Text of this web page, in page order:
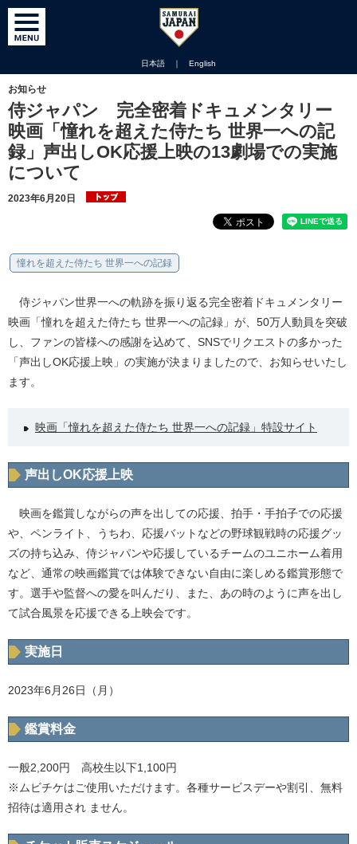
日本語 ｜ English
お知らせ
侍ジャパン 完全密着ドキュメンタリー
映画「憧れを超えた侍たち 世界一への記
録」声出しOK応援上映の13劇場での実施
について
2023年6月20日
憧れを超えた侍たち 世界一への記録
侍ジャパン世界一への軌跡を振り返る完全密着ドキュメンタリー
映画「憧れを超えた侍たち 世界一への記録」が、50万人動員を突破
し、ファンの皆様への感謝を込めて、SNSでリクエストの多かった
「声出しOK応援上映」の実施が決まりましたので、お知らせいたし
ます。
映画「憧れを超えた侍たち 世界一への記録」特設サイト
声出しOK応援上映
映画を鑑賞しながらの声を出しての応援、拍手・手拍子での応援
や、ペンライト、うちわ、応援バットなどの野球観戦時の応援グッ
ズの持ち込み、侍ジャパンや応援しているチームのユニホーム着用
など、通常の映画鑑賞では体験できない自由に楽しめる鑑賞形態で
す。選手や監督への愛を叫んだり、また、あの時のように声を出し
て試合風景を応援できる上映会です。
実施日
2023年6月26日（月）
鑑賞料金
一般2,200円 高校生以下1,100円
※ムビチケはご使用いただけます。各種サービスデーや割引、無料
招待は適用され ません。